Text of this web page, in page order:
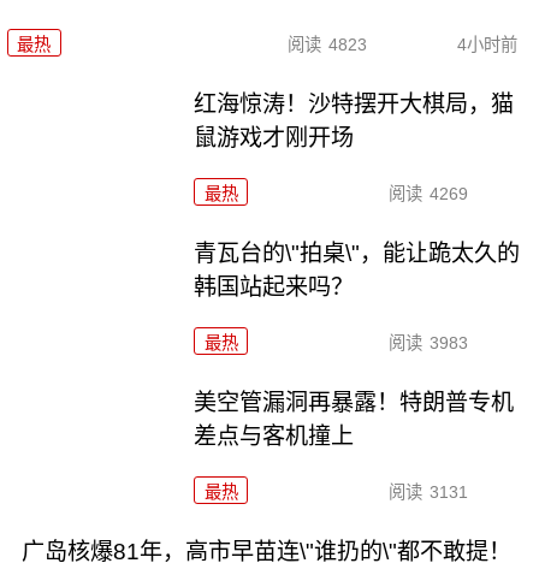
最热 阅读 4823 4小时前
红海惊涛！沙特摆开大棋局，猫
鼠游戏才刚开场
最热 阅读 4269
青瓦台的\"拍桌\"，能让跪太久的
韩国站起来吗？
最热 阅读 3983
美空管漏洞再暴露！特朗普专机
差点与客机撞上
最热 阅读 3131
广岛核爆81年，高市早苗连\"谁扔的\"都不敢提！